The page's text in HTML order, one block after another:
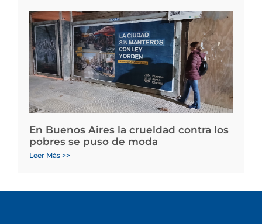
En Buenos Aires la crueldad contra los
pobres se puso de moda
Leer Más >>